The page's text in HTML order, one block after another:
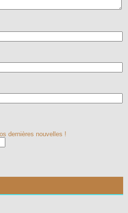
dernières nouvelles !